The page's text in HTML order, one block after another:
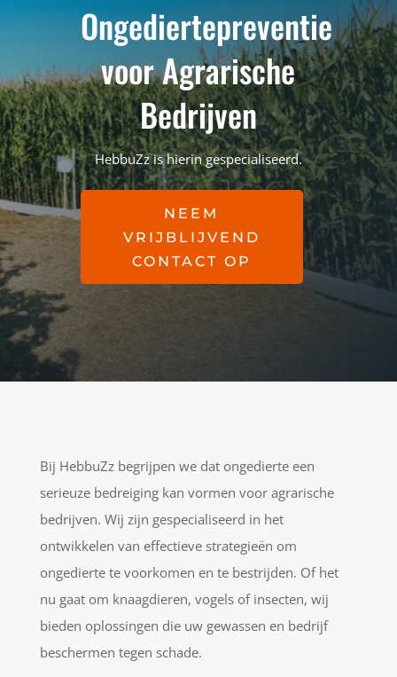
Ongediertepreventie
voor Agrarische
Bedrijven
HebbuZz is hierin gespecialiseerd.
NEEM
VRIJBLIJVEND
CONTACT OP
Bij HebbuZz begrijpen we dat ongedierte een
serieuze bedreiging kan vormen voor agrarische
bedrijven. Wij zijn gespecialiseerd in het
ontwikkelen van effectieve strategieën om
ongedierte te voorkomen en te bestrijden. Of het
nu gaat om knaagdieren, vogels of insecten, wij
bieden oplossingen die uw gewassen en bedrijf
beschermen tegen schade.